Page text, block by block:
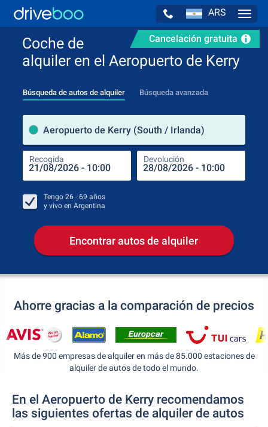
ARS
Cancelación gratuita
Coche de
alquiler en el Aeropuerto de Kerry
Búsqueda de autos de alquiler Búsqueda avanzada
Aeropuerto de Kerry (South / Irlanda)
Recogida Devolución
Tengo 26 - 69 años
y vivo en Argentina
Encontrar autos de alquiler
Ahorre gracias a la comparación de precios
Más de 900 empresas de alquiler en más de 85.000 estaciones de
alquiler de autos de todo el mundo.
En el Aeropuerto de Kerry recomendamos
las siguientes ofertas de alquiler de autos